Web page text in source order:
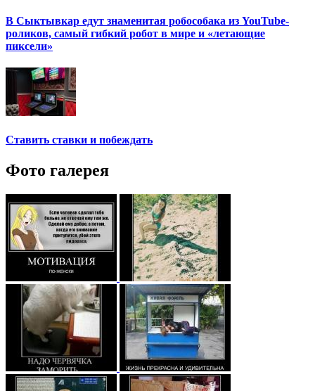
В Сыктывкар едут знаменитая робособака из YouTube-
роликов, самый гибкий робот в мире и «летающие
пиксели»
Ставить ставки и побеждать
Фото галерея